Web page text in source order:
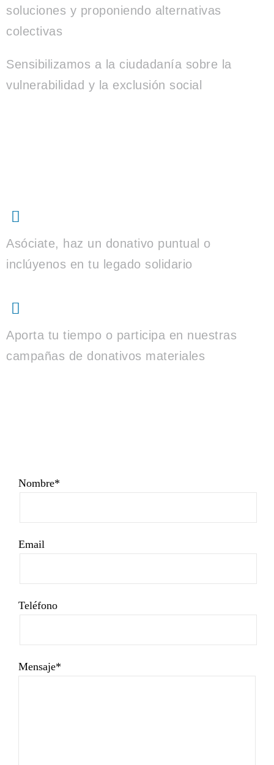
soluciones y proponiendo alternativas
colectivas
Sensibilizamos a la ciudadanía sobre la
vulnerabilidad y la exclusión social
Asóciate, haz un donativo puntual o
inclúyenos en tu legado solidario
Aporta tu tiempo o participa en nuestras
campañas de donativos materiales
Nombre*
Email
Teléfono
Mensaje*